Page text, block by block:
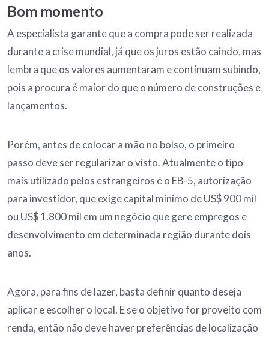
Bom momento
A especialista garante que a compra pode ser realizada
durante a crise mundial, já que os juros estão caindo, mas
lembra que os valores aumentaram e continuam subindo,
pois a procura é maior do que o número de construções e
lançamentos.
Porém, antes de colocar a mão no bolso, o primeiro
passo deve ser regularizar o visto. Atualmente o tipo
mais utilizado pelos estrangeiros é o EB-5, autorização
para investidor, que exige capital mínimo de US$ 900 mil
ou US$ 1.800 mil em um negócio que gere empregos e
desenvolvimento em determinada região durante dois
anos.
Agora, para fins de lazer, basta definir quanto deseja
aplicar e escolher o local. E se o objetivo for proveito com
renda, então não deve haver preferências de localização